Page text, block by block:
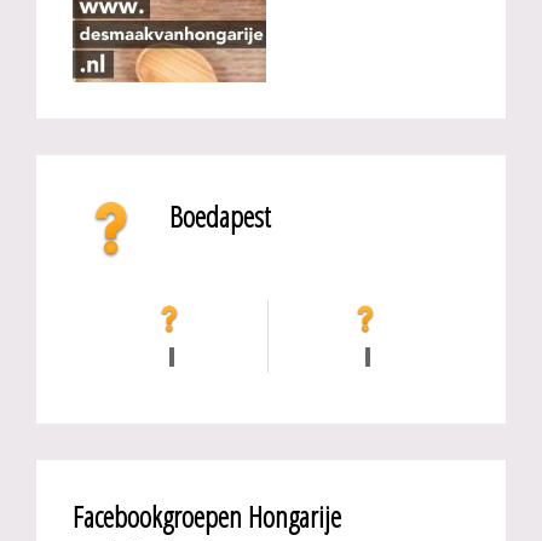
Boedapest
Facebookgroepen Hongarije